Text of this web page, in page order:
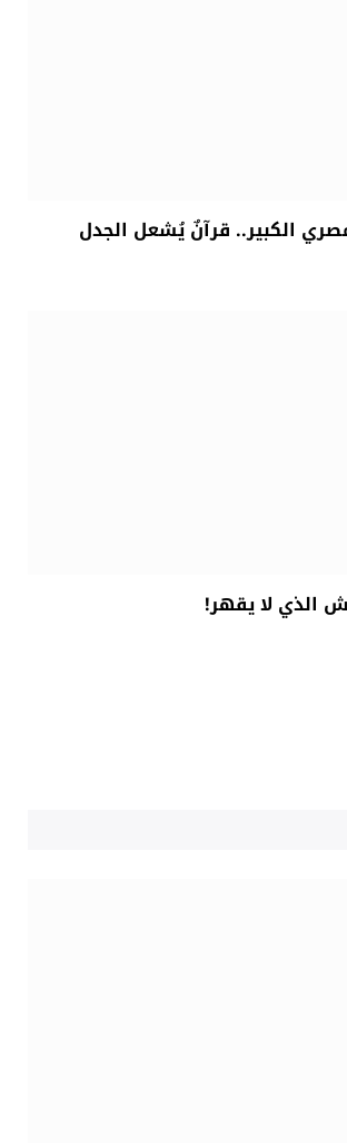
الكبير.. قرآنٌ يُشعل الجدل
الذي لا يقهر!